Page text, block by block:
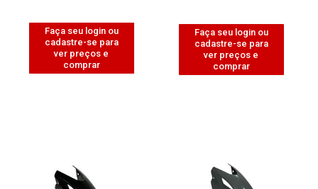
Faça seu login ou
cadastre-se para
ver preços e
comprar
Faça seu login ou
cadastre-se para
ver preços e
comprar